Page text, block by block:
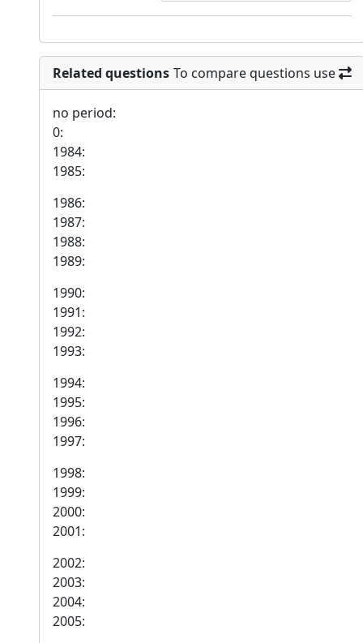
Related questions To compare questions use
no period:
0:
1984:
1985:
1986:
1987:
1988:
1989:
1990:
1991:
1992:
1993:
1994:
1995:
1996:
1997:
1998:
1999:
2000:
2001:
2002:
2003:
2004:
2005: